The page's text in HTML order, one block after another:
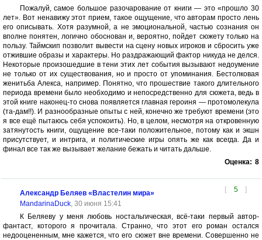
Пожалуй, самое большое разочарование от книги — это «прошло 30
лет». Вот ненавижу этот прием, такое ощущение, что авторам просто лень
его описывать. Хотя разумной, а не эмоциональной, частью сознания он
вполне понятен, логично обоснован и, вероятно, пойдет сюжету только на
пользу. Таймскип позволит вывести на сцену новых игроков и сбросить уже
отжившие образы и характеры. Но раздражающий фактор никуда не делся.
Некоторые произошедшие в тени этих лет события вызывают недоумение
не только от их существования, но и просто от упоминания. Бестолковая
женитьба Алекса, например. Понятно, что прошествие такого длительного
периода времени было необходимо и непосредственно для сюжета, ведь в
этой книге наконец-то снова появляется главная героиня — протомолекула
(та-дам!!). И разнообразные опыты с ней, конечно же требуют времени (это
я все ещё пытаюсь себя успокоить). Но, в целом, несмотря на откровенную
затянутость книги, ощущение все-таки положительное, потому как и экшн
присутствует, и интрига, и политические игры опять же как всегда. Да и
финал все так же вызывает желание бежать и читать дальше.
Оценка: 8
[ 5 ]
Александр Беляев «Властелин мира»
MandarinaDuck, 30 июня 15:41
К Беляеву у меня любовь ностальгическая, всё-таки первый автор-
фантаст, которого я прочитала. Странно, что этот его роман остался
недооцененным, мне кажется, что его сюжет вне времени. Совершенно не